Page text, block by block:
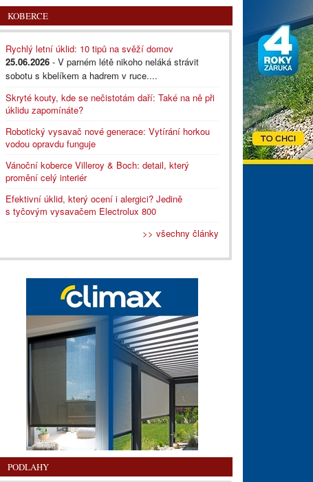
KOBERCE
Rychlý letní úklid: 10 tipů na svěží domov
25.06.2026 - V parném létě nikoho neláká strávit
sobotu s kbelíkem a hadrem v ruce....
Skryté kouty, kde se nečistotám daří: Také na ně při
úklidu zapomínáte?
Robotický vysavač nové generace: Vytírání horkou
vodou opravdu funguje
Vánoční koberce Villeroy & Boch: detail, který
promění celý interiér
Efektivní úklid, který ocení i alergici? Jedině
s tyčovým vysavačem Electrolux 800
>> všechny články
PODLAHY